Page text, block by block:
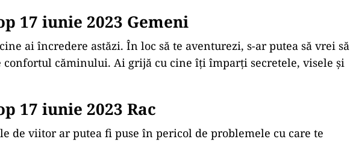
17 iunie 2023 Gemeni
ai încredere astăzi. În loc să te aventurezi, s-ar putea să vrei să
confortul căminului. Ai grijă cu cine îți împarți secretele, visele și
17 iunie 2023 Rac
de viitor ar putea fi puse în pericol de problemele cu care te